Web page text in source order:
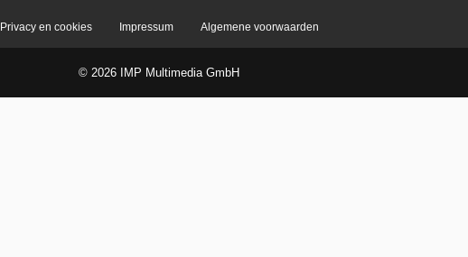
Privacy en cookies Impressum Algemene voorwaarden
© 2026 IMP Multimedia GmbH